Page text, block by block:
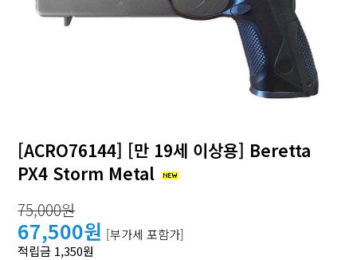
[ACRO76144] [만 19세 이상용] Beretta
PX4 Storm Metal
75,000원
67,500원 [부가세 포함가]
적립금 1,350원